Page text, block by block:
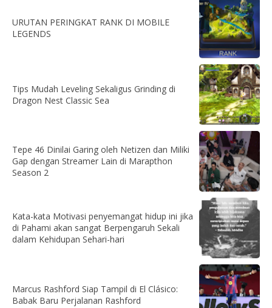
URUTAN PERINGKAT RANK DI MOBILE
LEGENDS
Tips Mudah Leveling Sekaligus Grinding di
Dragon Nest Classic Sea
Tepe 46 Dinilai Garing oleh Netizen dan Miliki
Gap dengan Streamer Lain di Marapthon
Season 2
Kata-kata Motivasi penyemangat hidup ini jika
di Pahami akan sangat Berpengaruh Sekali
dalam Kehidupan Sehari-hari
Marcus Rashford Siap Tampil di El Clásico:
Babak Baru Perjalanan Rashford